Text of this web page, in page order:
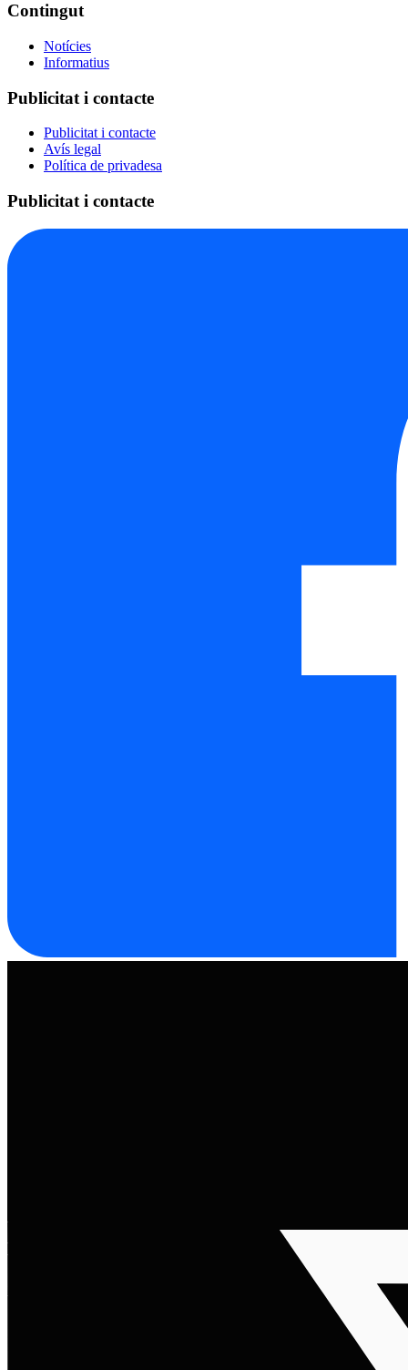
Contingut
Notícies
Informatius
Publicitat i contacte
Publicitat i contacte
Avís legal
Política de privadesa
Publicitat i contacte